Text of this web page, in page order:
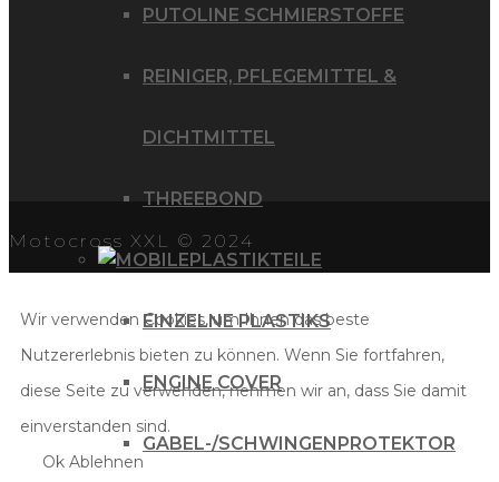
PUTOLINE SCHMIERSTOFFE
REINIGER, PFLEGEMITTEL &
DICHTMITTEL
THREEBOND
PLASTIKTEILE
EINZELNE PLASTIKS
ENGINE COVER
GABEL-/SCHWINGENPROTEKTOR
Motocross XXL © 2024
Wir verwenden Cookies, um Ihnen das beste
Nutzererlebnis bieten zu können. Wenn Sie fortfahren,
diese Seite zu verwenden, nehmen wir an, dass Sie damit
einverstanden sind.
Ok Ablehnen